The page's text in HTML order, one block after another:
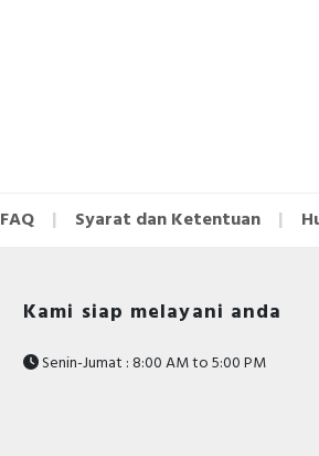
FAQ Syarat dan Ketentuan
Kami siap melayani anda
Senin-Jumat : 8:00 AM to 5:00 PM